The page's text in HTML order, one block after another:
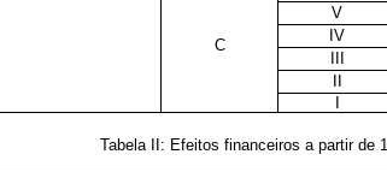
C
V
IV
III
II
I
Tabela II: Efeitos financeiros a partir de 1